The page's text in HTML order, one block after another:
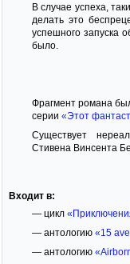
В случае успеха,
делать это
успешного запуска
было.
Фрагмент романа
серии «Этот
Существует
Стивена Винсента
Входит в:
— цикл
— антологию «15
— антологию